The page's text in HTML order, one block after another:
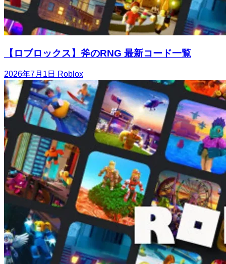
【ロブロックス】斧のRNG 最新コード一覧
2026年7月1日 Roblox